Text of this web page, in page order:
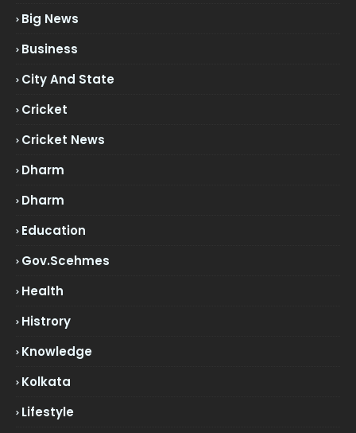
Big News
Business
City And State
Cricket
Cricket News
Dharm
Dharm
Education
Gov.scehmes
Health
Histrory
Knowledge
Kolkata
Lifestyle